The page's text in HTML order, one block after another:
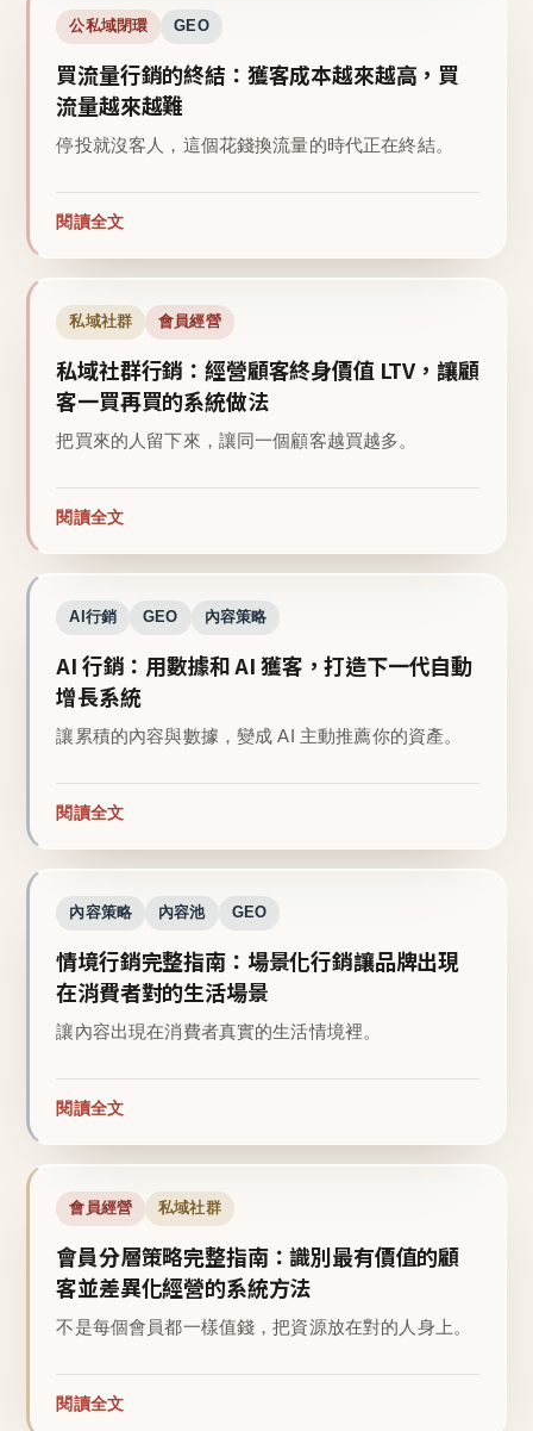
公私域閉環 GEO
買流量行銷的終結：獲客成本越來越高，買
流量越來越難
停投就沒客人，這個花錢換流量的時代正在終結。
閱讀全文
私域社群 會員經營
私域社群行銷：經營顧客終身價值 LTV，讓顧
客一買再買的系統做法
把買來的人留下來，讓同一個顧客越買越多。
閱讀全文
AI行銷 GEO 內容策略
AI 行銷：用數據和 AI 獲客，打造下一代自動
增長系統
讓累積的內容與數據，變成 AI 主動推薦你的資產。
閱讀全文
內容策略 內容池 GEO
情境行銷完整指南：場景化行銷讓品牌出現
在消費者對的生活場景
讓內容出現在消費者真實的生活情境裡。
閱讀全文
會員經營 私域社群
會員分層策略完整指南：識別最有價值的顧
客並差異化經營的系統方法
不是每個會員都一樣值錢，把資源放在對的人身上。
閱讀全文